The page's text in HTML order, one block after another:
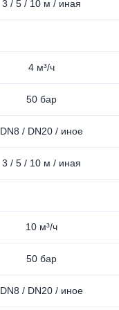
3 / 5 / 10 м / иная
4 м³/ч
50 бар
DN8 / DN20 / иное
3 / 5 / 10 м / иная
10 м³/ч
50 бар
DN8 / DN20 / иное